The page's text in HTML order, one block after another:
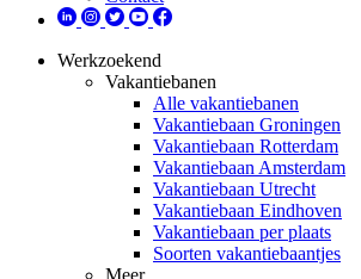
Werkzoekend
Vakantiebanen
Alle vakantiebanen
Vakantiebaan Groningen
Vakantiebaan Rotterdam
Vakantiebaan Amsterdam
Vakantiebaan Utrecht
Vakantiebaan Eindhoven
Vakantiebaan per plaats
Soorten vakantiebaantjes
Meer